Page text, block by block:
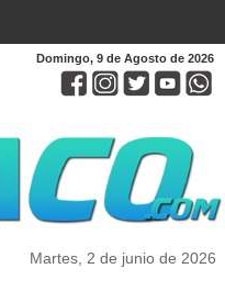
Domingo, 9 de Agosto de 2026
Martes, 2 de junio de 2026